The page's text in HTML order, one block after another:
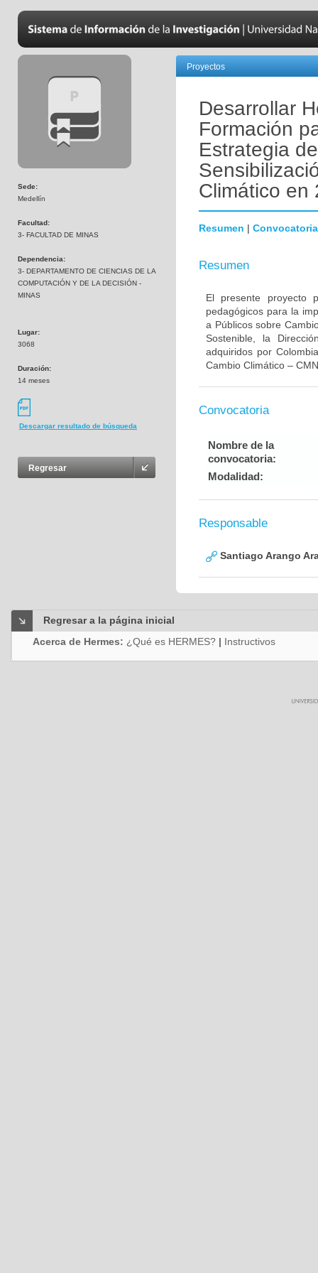
Sede:
Medellín
Facultad:
3- FACULTAD DE MINAS
Dependencia:
3- DEPARTAMENTO DE CIENCIAS DE LA
COMPUTACIÓN Y DE LA DECISIÓN -
MINAS
Lugar:
3068
Duración:
14 meses
Descargar resultado de búsqueda
Regresar
Proyectos
Desarrollar
Formación
Estrategia
Climático en
Resumen | Convocatoria
Resumen
El presente proyecto
pedagógicos para la
a Públicos sobre
Sostenible, la
adquiridos por
Cambio Climático –
Convocatoria
Nombre de la
convocatoria:
Modalidad:
Responsable
Santiago Arango
Regresar a la página inicial
Acerca de Hermes: ¿Qué es HERMES? | Instructivos